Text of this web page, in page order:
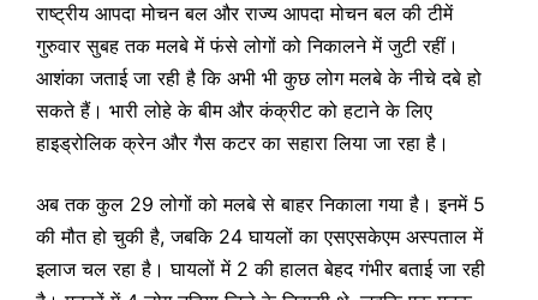
राष्ट्रीय आपदा मोचन बल और राज्य आपदा मोचन बल की टीमें
गुरुवार सुबह तक मलबे में फंसे लोगों को निकालने में जुटी रहीं।
आशंका जताई जा रही है कि अभी भी कुछ लोग मलबे के नीचे दबे हो
सकते हैं। भारी लोहे के बीम और कंक्रीट को हटाने के लिए
हाइड्रोलिक क्रेन और गैस कटर का सहारा लिया जा रहा है।
अब तक कुल 29 लोगों को मलबे से बाहर निकाला गया है। इनमें 5
की मौत हो चुकी है, जबकि 24 घायलों का एसएसकेएम अस्पताल में
इलाज चल रहा है। घायलों में 2 की हालत बेहद गंभीर बताई जा रही